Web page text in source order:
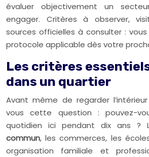
évaluer objectivement un
engager. Critères à observer,
sources officielles à consulter :
protocole applicable dès votre
Les critères
dans un quartier
Avant même de regarder
vous cette question : pouvez-
quotidien ici pendant dix ans ?
commun, les commerces, les
organisation familiale et